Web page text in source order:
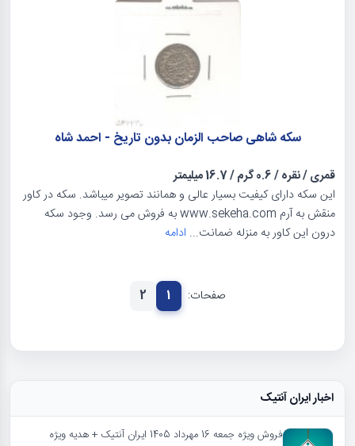
سکه شاهی صاحب الزمان بدون تاریخ - احمد شاه
قمری/نقره/0.6 گرم /16.7 میلیمتر
این سکه دارای کیفیت بسیار عالی و همانند تصویر میباشد. سکه در کاور
منقش به آرم www.sekeha.com به فروش می رسد. وجود سکه
درون این کاور به منزله ضمانت... ادامه
صفحات: 1
2
اخبار ایران آنتیک
فروش ویژه جمعه 16 مهرداد 1405 ایران آنتیک + هدیه ویژه